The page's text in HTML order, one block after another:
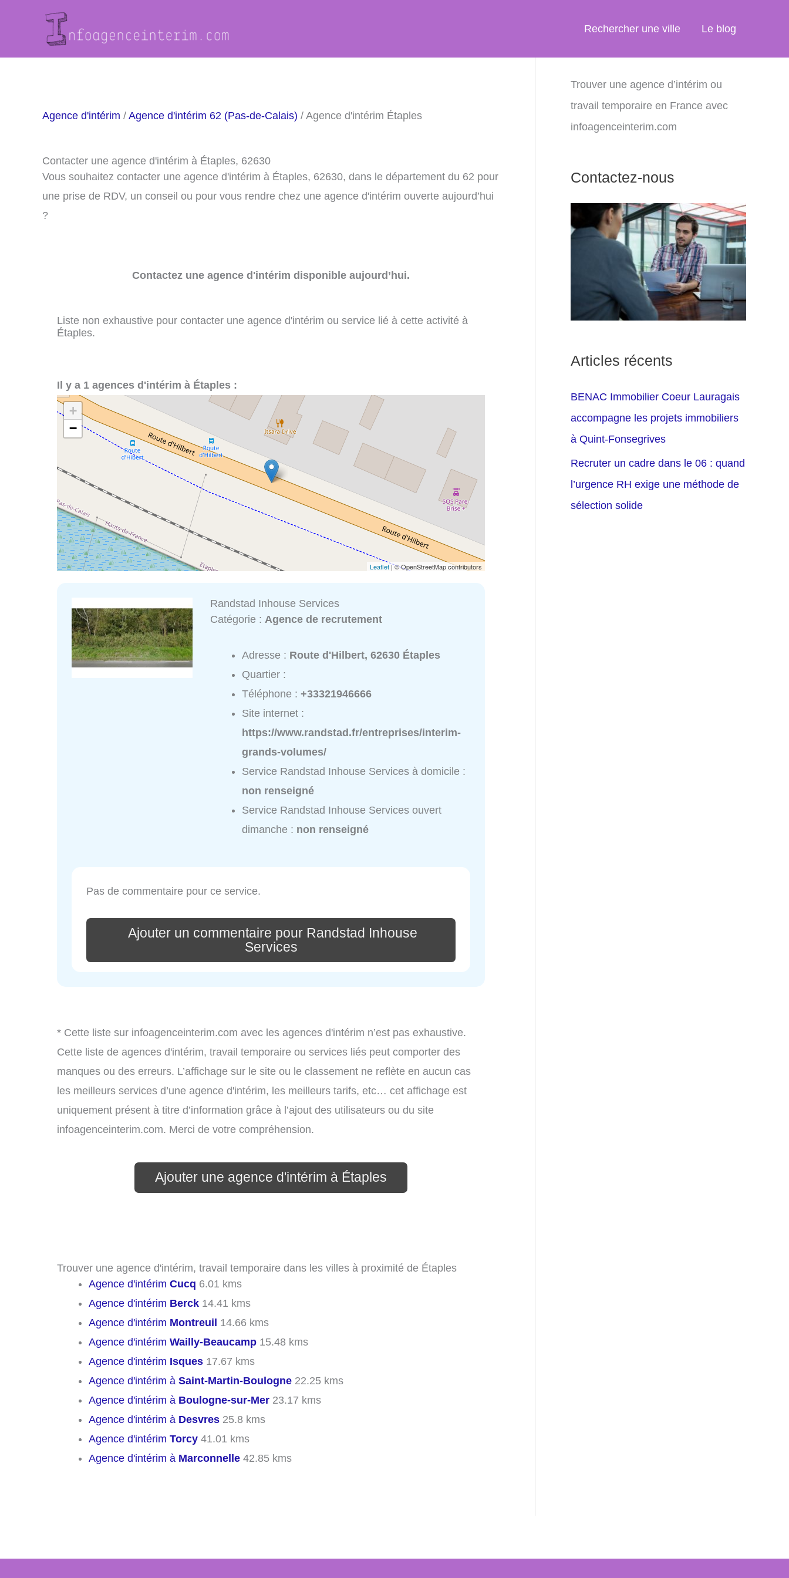
Rechercher une ville Le blog
Agence d'intérim / Agence d'intérim 62 (Pas-de-Calais) / Agence d'intérim Étaples
Contacter une agence d'intérim à Étaples, 62630
Vous souhaitez contacter une agence d'intérim à Étaples, 62630, dans le département du 62 pour
une prise de RDV, un conseil ou pour vous rendre chez une agence d'intérim ouverte aujourd’hui
?
Contactez une agence d'intérim disponible aujourd’hui.
Liste non exhaustive pour contacter une agence d'intérim ou service lié à cette activité à
Étaples.
Il y a 1 agences d'intérim à Étaples :
+
−
Leaflet| © OpenStreetMap contributors
Randstad Inhouse Services
Catégorie : Agence de recrutement
Adresse : Route d'Hilbert, 62630 Étaples
Quartier :
Téléphone :+33321946666
Site internet :
https://www.randstad.fr/entreprises/interim-
grands-volumes/
Service Randstad Inhouse Services à domicile :
non renseigné
Service Randstad Inhouse Services ouvert
dimanche : non renseigné
Pas de commentaire pour ce service.
Ajouter un commentaire pour Randstad Inhouse
Services
* Cette liste sur infoagenceinterim.com avec les agences d'intérim n’est pas exhaustive.
Cette liste de agences d'intérim, travail temporaire ou services liés peut comporter des
manques ou des erreurs. L’affichage sur le site ou le classement ne reflète en aucun cas
les meilleurs services d’une agence d'intérim, les meilleurs tarifs, etc… cet affichage est
uniquement présent à titre d’information grâce à l’ajout des utilisateurs ou du site
infoagenceinterim.com. Merci de votre compréhension.
Ajouter une agence d'intérim à Étaples
Trouver une agence d'intérim, travail temporaire dans les villes à proximité de Étaples
Agence d'intérim Cucq 6.01 kms
Agence d'intérim Berck 14.41 kms
Agence d'intérim Montreuil 14.66 kms
Agence d'intérim Wailly-Beaucamp 15.48 kms
Agence d'intérim Isques 17.67 kms
Agence d'intérim à Saint-Martin-Boulogne 22.25 kms
Agence d'intérim à Boulogne-sur-Mer 23.17 kms
Agence d'intérim à Desvres 25.8 kms
Agence d'intérim Torcy 41.01 kms
Agence d'intérim à Marconnelle 42.85 kms
Trouver une agence d’intérim ou
travail temporaire en France avec
infoagenceinterim.com
Contactez-nous
Articles récents
BENAC Immobilier Coeur Lauragais
accompagne les projets immobiliers
à Quint-Fonsegrives
Recruter un cadre dans le 06 : quand
l’urgence RH exige une méthode de
sélection solide